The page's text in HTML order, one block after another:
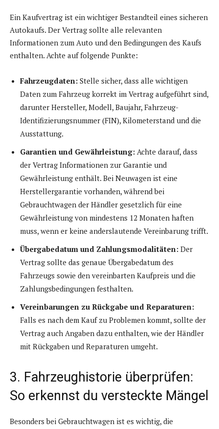
Ein Kaufvertrag ist ein wichtiger Bestandteil eines sicheren
Autokaufs. Der Vertrag sollte alle relevanten
Informationen zum Auto und den Bedingungen des Kaufs
enthalten. Achte auf folgende Punkte:
Fahrzeugdaten: Stelle sicher, dass alle wichtigen
Daten zum Fahrzeug korrekt im Vertrag aufgeführt sind,
darunter Hersteller, Modell, Baujahr, Fahrzeug-
Identifizierungsnummer (FIN), Kilometerstand und die
Ausstattung.
Garantien und Gewährleistung: Achte darauf, dass
der Vertrag Informationen zur Garantie und
Gewährleistung enthält. Bei Neuwagen ist eine
Herstellergarantie vorhanden, während bei
Gebrauchtwagen der Händler gesetzlich für eine
Gewährleistung von mindestens 12 Monaten haften
muss, wenn er keine anderslautende Vereinbarung trifft.
Übergabedatum und Zahlungsmodalitäten: Der
Vertrag sollte das genaue Übergabedatum des
Fahrzeugs sowie den vereinbarten Kaufpreis und die
Zahlungsbedingungen festhalten.
Vereinbarungen zu Rückgabe und Reparaturen:
Falls es nach dem Kauf zu Problemen kommt, sollte der
Vertrag auch Angaben dazu enthalten, wie der Händler
mit Rückgaben und Reparaturen umgeht.
3. Fahrzeughistorie überprüfen:
So erkennst du versteckte Mängel
Besonders bei Gebrauchtwagen ist es wichtig, die